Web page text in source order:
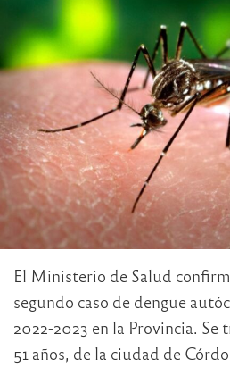
El Ministerio de Salud
segundo caso de dengue
2022-2023 en la Provincia.
51 años, de la ciudad de